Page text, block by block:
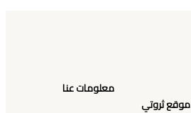
موقع ثروتي
معلومات عنا